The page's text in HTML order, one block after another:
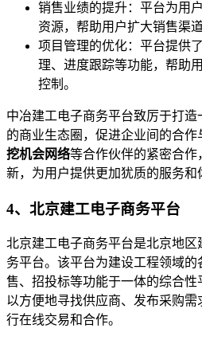
销售业绩的提升：平台为用
资源，帮助用户扩大销售渠
项目管理的优化：平台提供
理、进度跟踪等功能，帮助
控制。
中冶建工电子商务平台致厉于打
的商业生态圈，促进企业间的合
挖机会网络等合作伙伴的紧密合作
新，为用户提供更加犹质的服务和
4、北京建工电子商务平台
北京建工电子商务平台是北京地
务平台。该平台为建设工程领域
售、招投标等功能于一体的综合
以方便地寻找供应商、发布采购
行在线交易和合作。